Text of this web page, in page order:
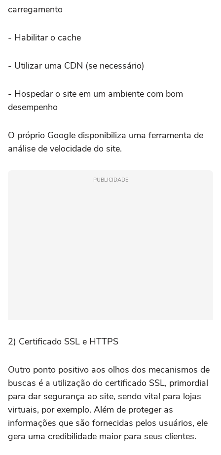
carregamento
- Habilitar o cache
- Utilizar uma CDN (se necessário)
- Hospedar o site em um ambiente com bom
desempenho
O próprio Google disponibiliza uma ferramenta de
análise de velocidade do site.
PUBLICIDADE
2) Certificado SSL e HTTPS
Outro ponto positivo aos olhos dos mecanismos de
buscas é a utilização do certificado SSL, primordial
para dar segurança ao site, sendo vital para lojas
virtuais, por exemplo. Além de proteger as
informações que são fornecidas pelos usuários, ele
gera uma credibilidade maior para seus clientes.